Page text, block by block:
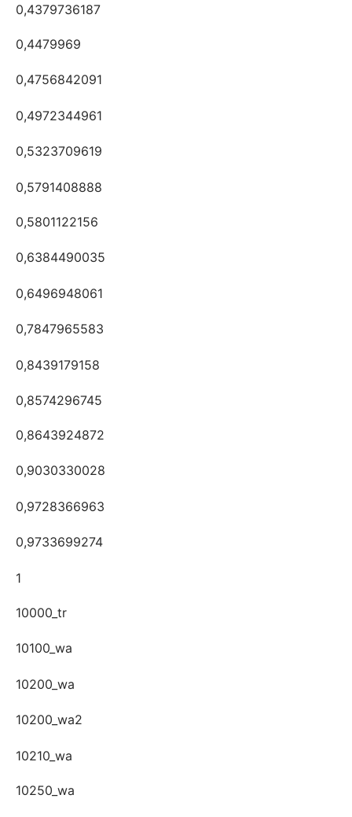
0,4379736187
0,4479969
0,4756842091
0,4972344961
0,5323709619
0,5791408888
0,5801122156
0,6384490035
0,6496948061
0,7847965583
0,8439179158
0,8574296745
0,8643924872
0,9030330028
0,9728366963
0,9733699274
1
10000_tr
10100_wa
10200_wa
10200_wa2
10210_wa
10250_wa